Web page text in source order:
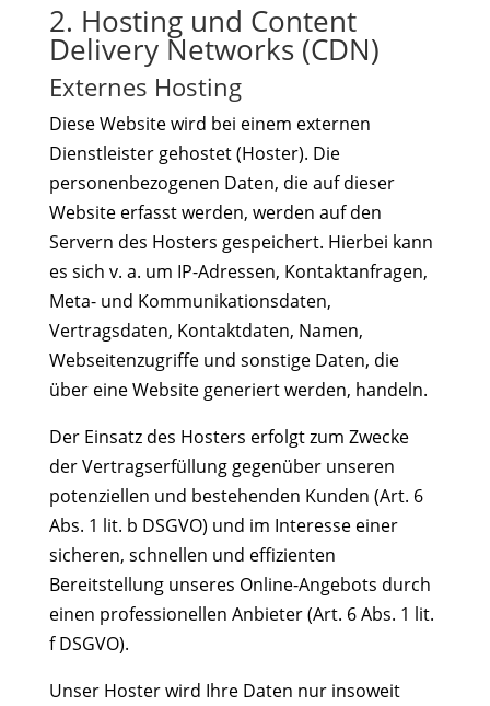
2. Hosting und Content
Delivery Networks (CDN)
Externes Hosting
Diese Website wird bei einem externen
Dienstleister gehostet (Hoster). Die
personenbezogenen Daten, die auf dieser
Website erfasst werden, werden auf den
Servern des Hosters gespeichert. Hierbei kann
es sich v. a. um IP-Adressen, Kontaktanfragen,
Meta- und Kommunikationsdaten,
Vertragsdaten, Kontaktdaten, Namen,
Webseitenzugriffe und sonstige Daten, die
über eine Website generiert werden, handeln.
Der Einsatz des Hosters erfolgt zum Zwecke
der Vertragserfüllung gegenüber unseren
potenziellen und bestehenden Kunden (Art. 6
Abs. 1 lit. b DSGVO) und im Interesse einer
sicheren, schnellen und effizienten
Bereitstellung unseres Online-Angebots durch
einen professionellen Anbieter (Art. 6 Abs. 1 lit.
f DSGVO).
Unser Hoster wird Ihre Daten nur insoweit